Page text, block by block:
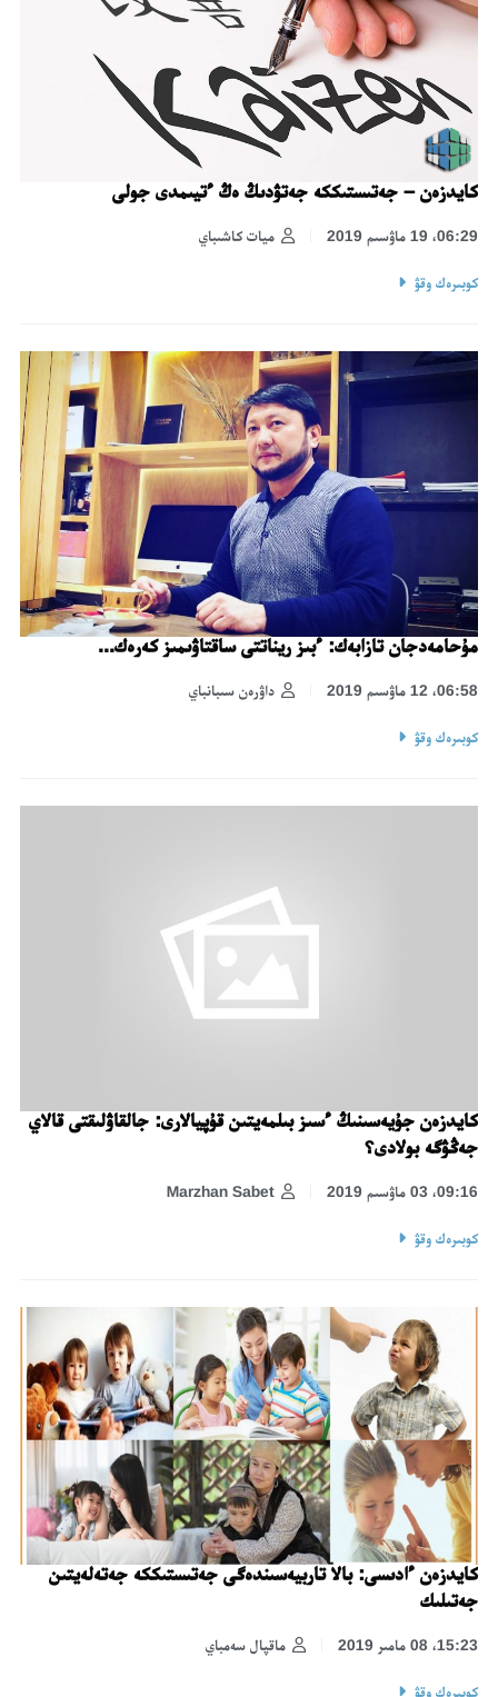
كايدزەن – جەتىستىككە جەتۋدىڭ ەڭ ءتيىمدى جولى
ميات كاشىباي 06:29، 19 ماۋسىم 2019
كوبىرەك وقۋ
مۇحامەدجان تازابەك: ءبىز ريناتتى ساقتاۋىمىز كەرەك...
داۋرەن سىبانباي 06:58، 12 ماۋسىم 2019
كوبىرەك وقۋ
كايدزەن جۇيەسىنىڭ ءسىز بىلمەيتىن قۇپيالارى: جالقاۋلىقتى قالاي
جەڭۋگە بولادى؟
Marzhan Sabet 09:16، 03 ماۋسىم 2019
كوبىرەك وقۋ
كايدزەن ءادىسى: بالا تاربيەسىندەگى جەتىستىككە جەتەلەيتىن
جەتىلىك
ماقپال سەمباي 15:23، 08 مامىر 2019
كوبىرەك وقۋ